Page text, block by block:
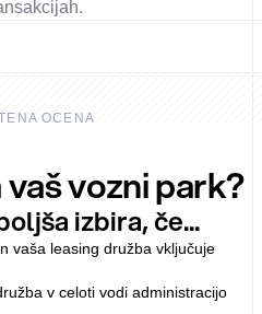
OCENA
vozni park?
izbira, če...
vaša leasing družba vključuje
v celoti vodi administracijo